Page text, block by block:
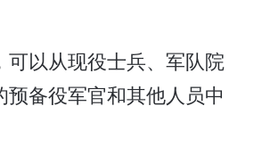
可以从现役士兵、军队院
备役军官和其他人员中